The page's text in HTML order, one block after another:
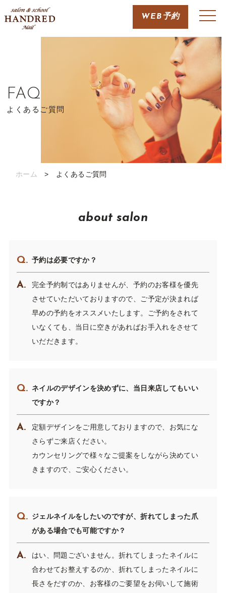
WEB予約
FAQ
よくあるご質問
ホーム > よくあるご質問
about salon
予約は必要ですか？
完全予約制ではありませんが、予約のお客様を優先
させていただいておりますので、ご予定が決まれば
早めの予約をオススメいたします。ご予約をされて
いなくても、当日に空きがあればお手入れをさせて
いだだきます。
ネイルのデザインを決めずに、当日来店してもいい
ですか？
定額デザインをご用意しておりますので、お気にな
さらずご来店ください。
カウンセリングで様々なご提案をしながら決めてい
きますので、ご安心ください。
ジェルネイルをしたいのですが、折れてしまった爪
がある場合でも可能ですか？
はい、問題ございません。折れてしまったネイルに
合わせてお整えするのか、折れてしまったネイルに
長さをだすのか、お客様のご要望をお伺いして施術